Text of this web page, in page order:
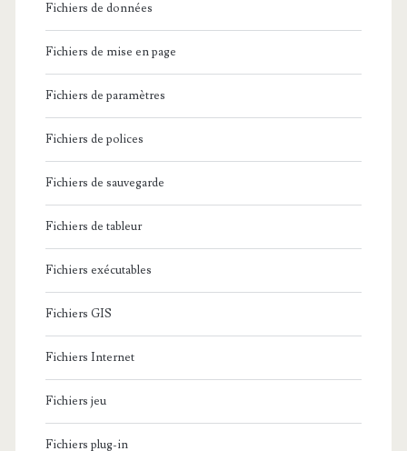
Fichiers de données
Fichiers de mise en page
Fichiers de paramètres
Fichiers de polices
Fichiers de sauvegarde
Fichiers de tableur
Fichiers exécutables
Fichiers GIS
Fichiers Internet
Fichiers jeu
Fichiers plug-in